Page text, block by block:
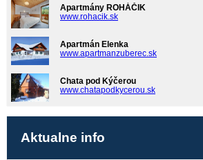
Apartmány ROHÁČIK
www.rohacik.sk
Apartmán Elenka
www.apartmanzuberec.sk
Chata pod Kýčerou
www.chatapodkycerou.sk
Aktualne info